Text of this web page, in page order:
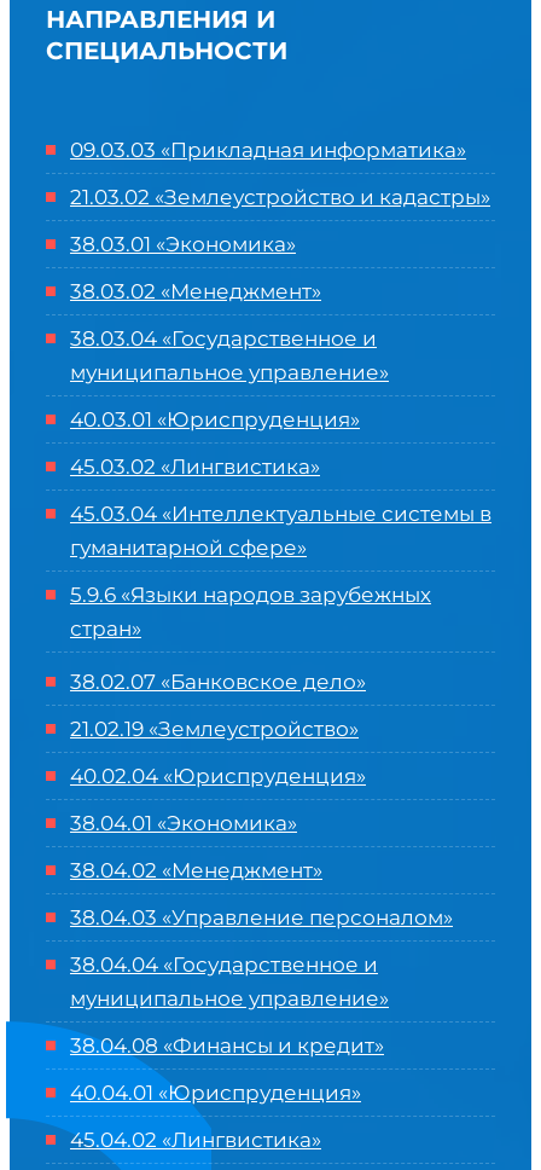
НАПРАВЛЕНИЯ И
СПЕЦИАЛЬНОСТИ
09.03.03 «Прикладная информатика»
21.03.02 «Землеустройство и кадастры»
38.03.01 «Экономика»
38.03.02 «Менеджмент»
38.03.04 «Государственное и
муниципальное управление»
40.03.01 «Юриспруденция»
45.03.02 «Лингвистика»
45.03.04 «Интеллектуальные системы в
гуманитарной сфере»
5.9.6 «Языки народов зарубежных
стран»
38.02.07 «Банковское дело»
21.02.19 «Землеустройство»
40.02.04 «Юриспруденция»
38.04.01 «Экономика»
38.04.02 «Менеджмент»
38.04.03 «Управление персоналом»
38.04.04 «Государственное и
муниципальное управление»
38.04.08 «Финансы и кредит»
40.04.01 «Юриспруденция»
45.04.02 «Лингвистика»